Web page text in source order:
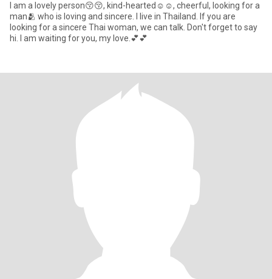
I am a lovely person😚😚, kind-hearted☺️☺️, cheerful, looking for a
man🫂 who is loving and sincere. I live in Thailand. If you are
looking for a sincere Thai woman, we can talk. Don't forget to say
hi. I am waiting for you, my love.💕💕